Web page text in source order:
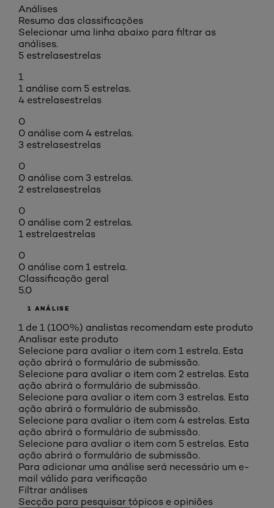
Análises
Resumo das classificações
Selecionar uma linha abaixo para filtrar as
análises.
5 estrelasestrelas
1
1 análise com 5 estrelas.
4 estrelasestrelas
0
0 análise com 4 estrelas.
3 estrelasestrelas
0
0 análise com 3 estrelas.
2 estrelasestrelas
0
0 análise com 2 estrelas.
1 estrelaestrelas
0
0 análise com 1 estrela.
Classificação geral
5.0
1 ANÁLISE
1 de 1 (100%) analistas recomendam este produto
Analisar este produto
Selecione para avaliar o item com 1 estrela. Esta
ação abrirá o formulário de submissão.
Selecione para avaliar o item com 2 estrelas. Esta
ação abrirá o formulário de submissão.
Selecione para avaliar o item com 3 estrelas. Esta
ação abrirá o formulário de submissão.
Selecione para avaliar o item com 4 estrelas. Esta
ação abrirá o formulário de submissão.
Selecione para avaliar o item com 5 estrelas. Esta
ação abrirá o formulário de submissão.
Para adicionar uma análise será necessário um e-
mail válido para verificação
Filtrar análises
Secção para pesquisar tópicos e opiniões